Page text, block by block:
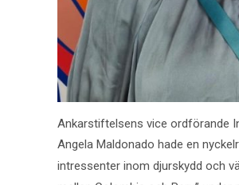
Ankarstiftelsens vice ordförande
Angela Maldonado hade en
intressenter inom djurskydd och